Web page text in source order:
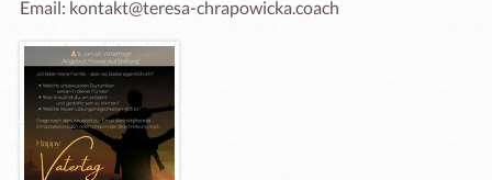
Email: kontakt@teresa-chrapowicka.coach